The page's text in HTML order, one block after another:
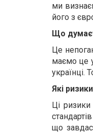
ми
його з
Що
Це
маємо це
українці.
Які
Ці ризики
що